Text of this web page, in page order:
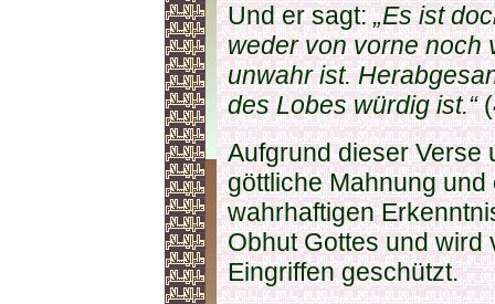
Und er sagt:„Es ist
weder von vorne noch
unwahr ist.
des Lobes würdig ist.“
Aufgrund dieser Verse
göttliche Mahnung
wahrhaftigen
Obhut Gottes und
Eingriffen geschützt.